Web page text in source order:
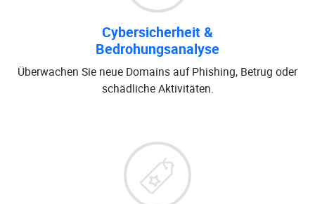
Cybersicherheit &
Bedrohungsanalyse
Überwachen Sie neue Domains auf Phishing, Betrug oder
schädliche Aktivitäten.